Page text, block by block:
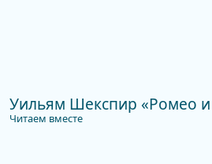
Уильям Шекспир «Ромео и
Читаем вместе